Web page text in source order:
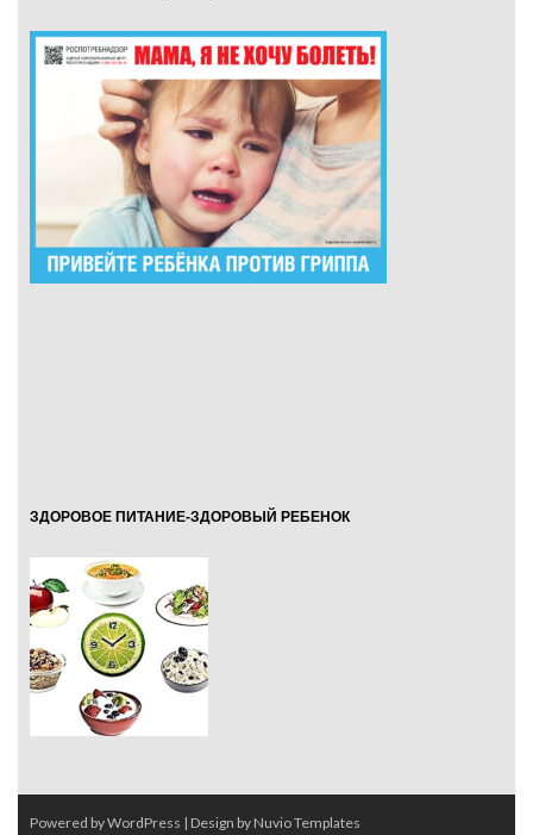
ЗДОРОВОЕ ПИТАНИЕ-ЗДОРОВЫЙ РЕБЕНОК
Powered by WordPress | Design by Nuvio Templates